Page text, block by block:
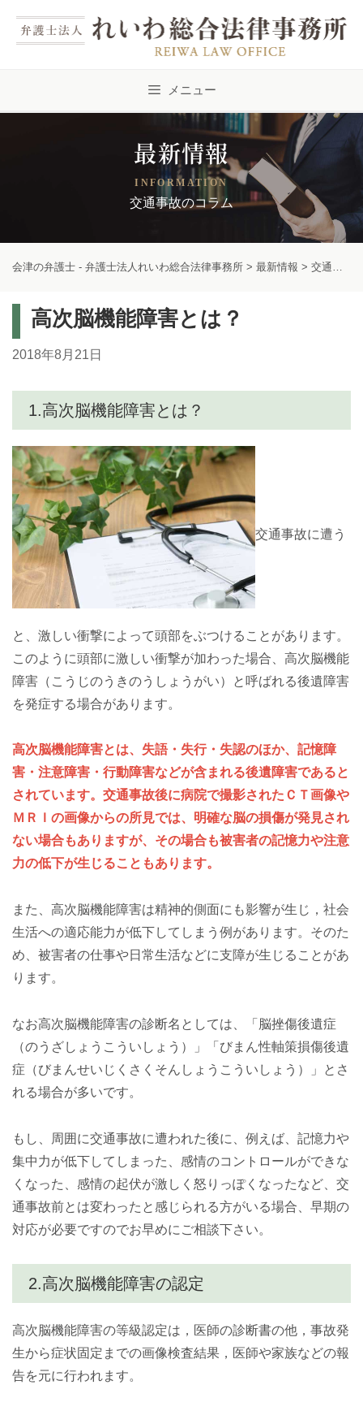
メニュー
最新情報
INFORMATION
交通事故のコラム
会津の弁護士 - 弁護士法人れいわ総合法律事務所 > 最新情報 > 交通事故のコラム
高次脳機能障害とは？
2018年8月21日
1.高次脳機能障害とは？
交通事故に遭う
と、激しい衝撃によって頭部をぶつけることがあります。
このように頭部に激しい衝撃が加わった場合、高次脳機能
障害（こうじのうきのうしょうがい）と呼ばれる後遺障害
を発症する場合があります。
高次脳機能障害とは、失語・失行・失認のほか、記憶障
害・注意障害・行動障害などが含まれる後遺障害であると
されています。交通事故後に病院で撮影されたＣＴ画像や
ＭＲＩの画像からの所見では、明確な脳の損傷が発見され
ない場合もありますが、その場合も被害者の記憶力や注意
力の低下が生じることもあります。
また、高次脳機能障害は精神的側面にも影響が生じ，社会
生活への適応能力が低下してしまう例があります。そのた
め、被害者の仕事や日常生活などに支障が生じることがあ
ります。
なお高次脳機能障害の診断名としては、「脳挫傷後遺症
（のうざしょうこういしょう）」「びまん性軸策損傷後遺
症（びまんせいじくさくそんしょうこういしょう）」とさ
れる場合が多いです。
もし、周囲に交通事故に遭われた後に、例えば、記憶力や
集中力が低下してしまった、感情のコントロールができな
くなった、感情の起伏が激しく怒りっぽくなったなど、交
通事故前とは変わったと感じられる方がいる場合、早期の
対応が必要ですのでお早めにご相談下さい。
2.高次脳機能障害の認定
高次脳機能障害の等級認定は，医師の診断書の他，事故発
生から症状固定までの画像検査結果，医師や家族などの報
告を元に行われます。